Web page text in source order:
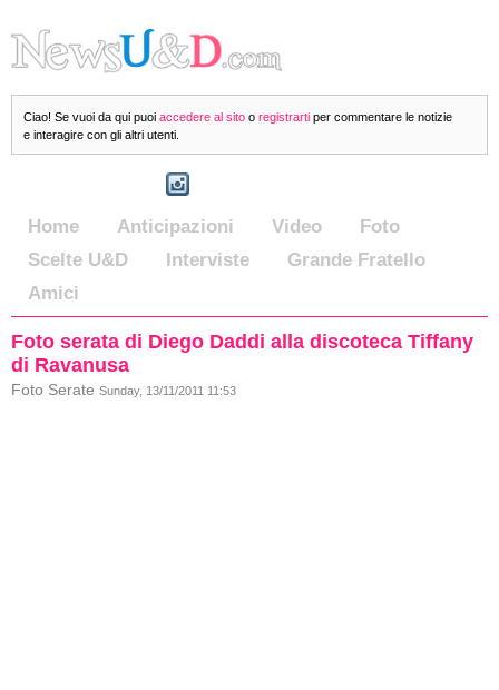
Ciao! Se vuoi da qui puoi accedere al sito o registrarti per commentare le notizie
e interagire con gli altri utenti.
Home Anticipazioni Video
Foto
Scelte U&D
Interviste
Grande Fratello
Amici
Foto serata di Diego Daddi alla discoteca Tiffany
di Ravanusa
Foto Serate Sunday, 13/11/2011 11:53